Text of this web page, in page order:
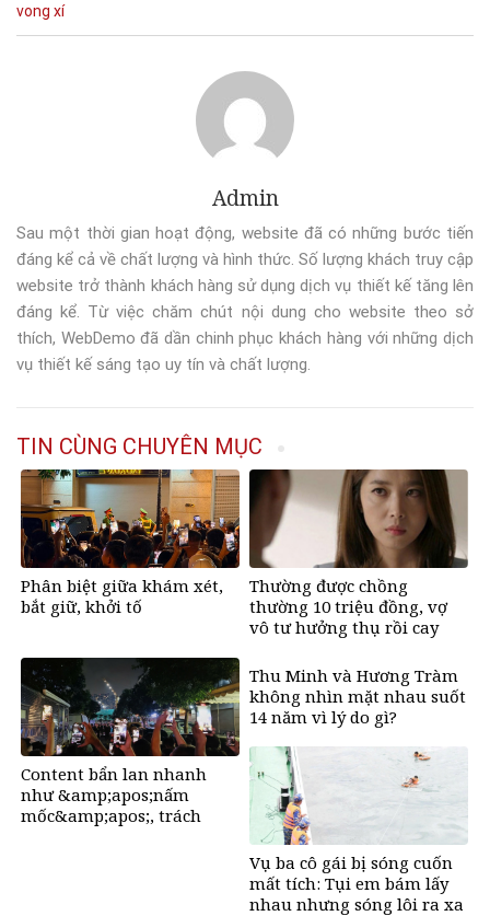
vong xí
Admin
Sau một thời gian hoạt động, website đã có những bước tiến
đáng kể cả về chất lượng và hình thức. Số lượng khách truy cập
website trở thành khách hàng sử dụng dịch vụ thiết kế tăng lên
đáng kể. Từ việc chăm chút nội dung cho website theo sở
thích, WebDemo đã dần chinh phục khách hàng với những dịch
vụ thiết kế sáng tạo uy tín và chất lượng.
TIN CÙNG CHUYÊN MỤC
Phân biệt giữa khám xét,
bắt giữ, khởi tố
Thường được chồng
thường 10 triệu đồng, vợ
vô tư hưởng thụ rồi cay
sau
Content bẩn lan nhanh
như &amp;apos;nấm
mốc&amp;apos;, trách
Thu Minh và Hương Tràm
không nhìn mặt nhau suốt
14 năm vì lý do gì?
Vụ ba cô gái bị sóng cuốn
mất tích: Tụi em bám lấy
nhau nhưng sóng lôi ra xa